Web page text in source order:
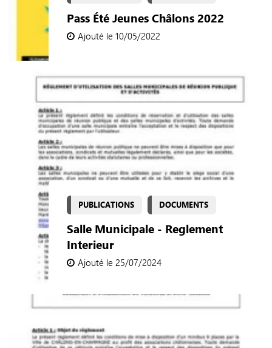
Pass Été Jeunes Châlons 2022
Ajouté le 10/05/2022
PUBLICATIONS DOCUMENTS
Salle Municipale - Reglement
Interieur
Ajouté le 25/07/2024